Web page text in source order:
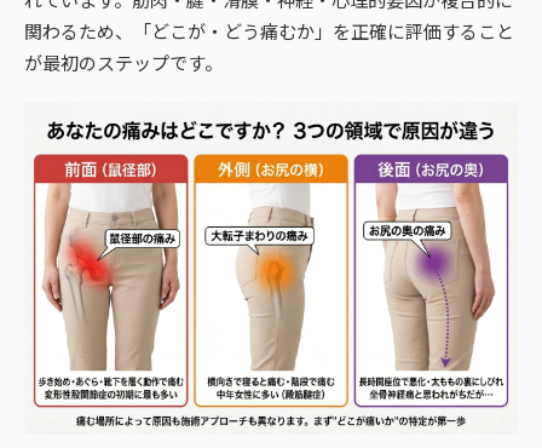
関わるため、「どこが・どう痛むか」を正確に評価すること
が最初のステップです。